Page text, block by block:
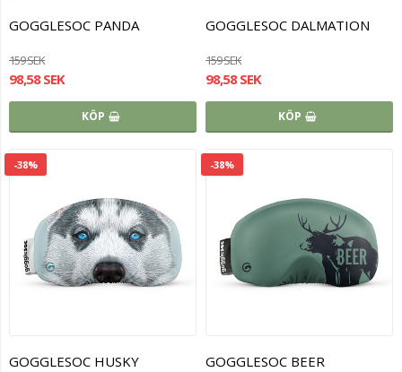
GOGGLESOC PANDA
159 SEK
98,58 SEK
KÖP
GOGGLESOC DALMATION
159 SEK
98,58 SEK
KÖP
-38%
GOGGLESOC HUSKY
-38%
GOGGLESOC BEER